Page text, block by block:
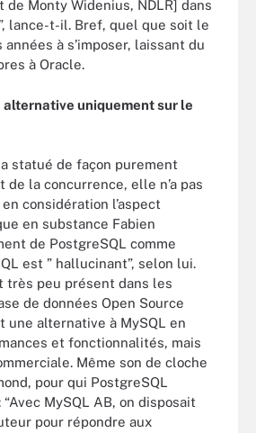
de Monty Widenius, NDLR] dans
lance-t-il. Bref, quel que soit le
à s’imposer, laissant du
à Oracle.
alternative uniquement sur le
statué de façon purement
de la concurrence, elle n’a pas
considération l’aspect
en substance Fabien
de PostgreSQL comme
est ” hallucinant”, selon lui.
très peu présent dans les
de données Open Source
alternative à MySQL en
et fonctionnalités, mais
Même son de cloche
pour qui PostgreSQL
“Avec MySQL AB, on disposait
pour répondre aux